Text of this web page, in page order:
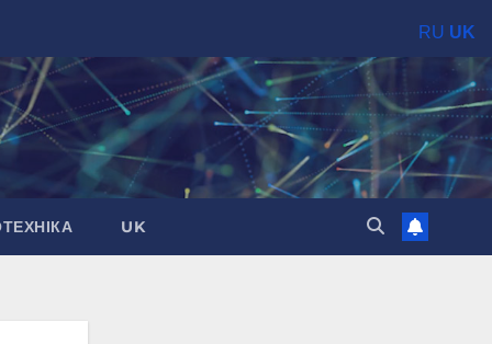
UK
RU UK